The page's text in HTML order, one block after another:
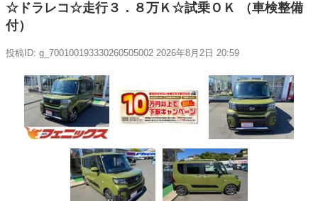
☆ドラレコ☆走行３．８万Ｋ☆試乗ＯＫ （車検整備
付）
投稿ID: g_700100193330260505002 2026年8月2日 20:59